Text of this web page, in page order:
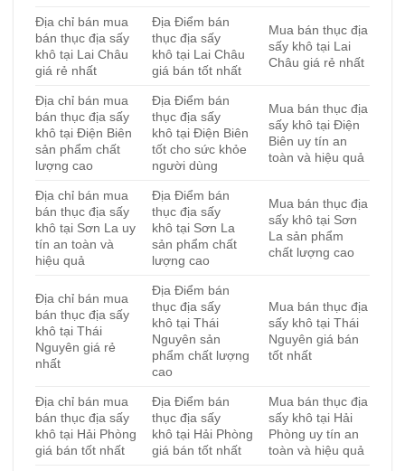
Địa chỉ bán mua
bán thục địa sấy
khô tại Lai Châu
giá rẻ nhất
Địa Điểm bán
thục địa sấy
khô tại Lai Châu
giá bán tốt nhất
Mua bán thục địa
sấy khô tại Lai
Châu giá rẻ nhất
Địa chỉ bán mua
bán thục địa sấy
khô tại Điện Biên
sản phẩm chất
lượng cao
Địa Điểm bán
thục địa sấy
khô tại Điện Biên
tốt cho sức khỏe
người dùng
Mua bán thục địa
sấy khô tại Điện
Biên uy tín an
toàn và hiệu quả
Địa chỉ bán mua
bán thục địa sấy
khô tại Sơn La uy
tín an toàn và
hiệu quả
Địa Điểm bán
thục địa sấy
khô tại Sơn La
sản phẩm chất
lượng cao
Mua bán thục địa
sấy khô tại Sơn
La sản phẩm
chất lượng cao
Địa chỉ bán mua
bán thục địa sấy
khô tại Thái
Nguyên giá rẻ
nhất
Địa Điểm bán
thục địa sấy
khô tại Thái
Nguyên sản
phẩm chất lượng
cao
Mua bán thục địa
sấy khô tại Thái
Nguyên giá bán
tốt nhất
Địa chỉ bán mua
bán thục địa sấy
khô tại Hải Phòng
giá bán tốt nhất
Địa Điểm bán
thục địa sấy
khô tại Hải Phòng
giá bán tốt nhất
Mua bán thục địa
sấy khô tại Hải
Phòng uy tín an
toàn và hiệu quả